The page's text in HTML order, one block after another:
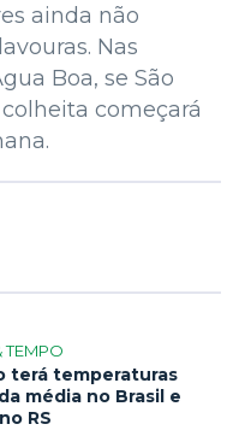
ainda não
Nas
Boa, se São
começará
TEMPO
terá temperaturas
média no Brasil e
RS